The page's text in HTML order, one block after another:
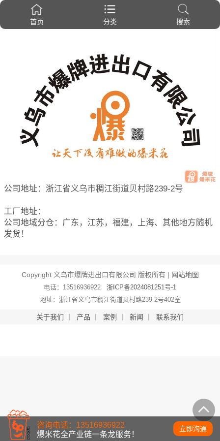
首页 分类 搜索
公司地址：浙江省义乌市稠江街道贝村路239-2号
工厂地址：
公司地域分仓：广东，江苏，福建，上海、其他地方随机
发货！
咨询电话：13516936922
爆米花全产业链一条龙服务！
立即沟通
Copyright 义乌市爆牌进出口有限公司 版权所有 | 网站地图
电话：13516936922 浙ICP备2024081251号-1
地址：浙江省义乌市稠江街道贝村路239-2号402室
关于我们 产品 案例 新闻 联系我们